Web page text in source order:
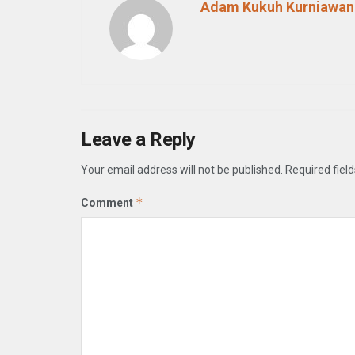
Adam Kukuh Kurniawan
Leave a Reply
Your email address will not be published. Required
Comment *